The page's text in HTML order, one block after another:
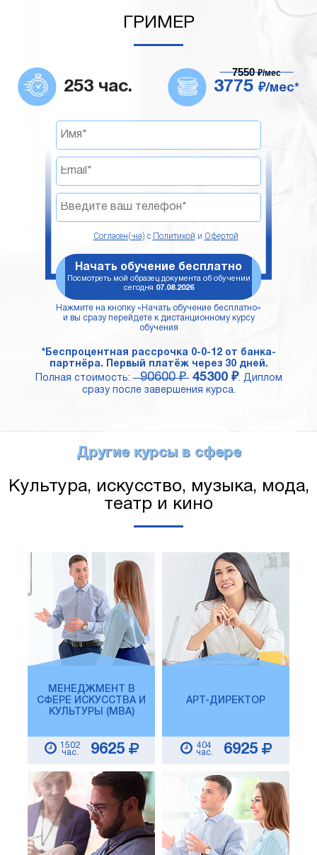
ГРИМЕР
253 час. 3775 ₽/мес*
7550₽/мес
Согласен(-на) с Политикой и Офертой
Начать обучение бесплатно
Посмотреть мой образец документа об обучении
сегодня 07.08.2026
Нажмите на кнопку «Начать обучение бесплатно»
и вы сразу перейдете к дистанционному курсу
обучения
*Беспроцентная рассрочка 0-0-12 от банка-
партнёра. Первый платёж через 30 дней.
Полная стоимость:90600 ₽ 45300 ₽. Диплом
сразу после завершения курса.
Другие курсы в сфере
Культура, искусство, музыка, мода,
театр и кино
МЕНЕДЖМЕНТ В
СФЕРЕ ИСКУССТВА И
КУЛЬТУРЫ (MBA)
1502
час.
9625
АРТ-ДИРЕКТОР
404
час.
6925